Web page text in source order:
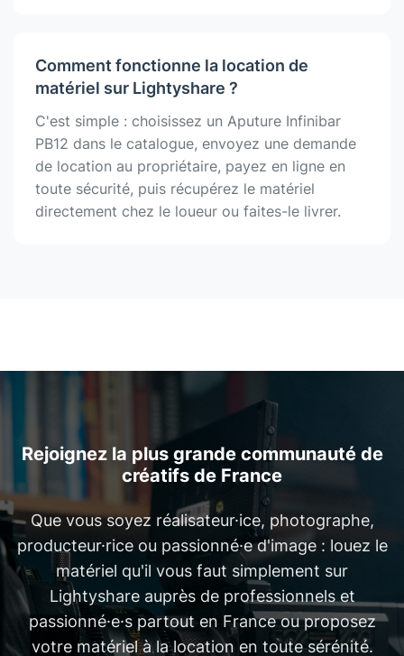
Comment fonctionne la location de
matériel sur Lightyshare ?
C'est simple : choisissez un Aputure Infinibar
PB12 dans le catalogue, envoyez une demande
de location au propriétaire, payez en ligne en
toute sécurité, puis récupérez le matériel
directement chez le loueur ou faites-le livrer.
Rejoignez la plus grande communauté de
créatifs de France
Que vous soyez réalisateur·ice, photographe,
producteur·rice ou passionné·e d'image : louez le
matériel qu'il vous faut simplement sur
Lightyshare auprès de professionnels et
passionné·e·s partout en France ou proposez
votre matériel à la location en toute sérénité.